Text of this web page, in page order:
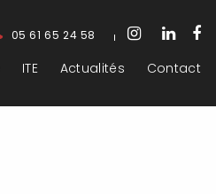
05 61 65 24 58
ITE Actualités Contact